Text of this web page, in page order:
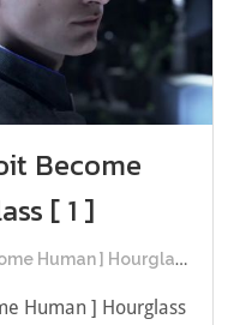
Become
[ 1 ]
Human ] Hourglass
Human ] Hourglass